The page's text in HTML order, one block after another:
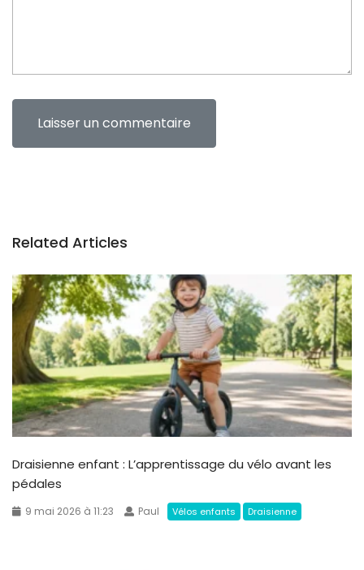
Related Articles
Draisienne enfant : L’apprentissage du vélo avant les
pédales
9 mai 2026 à 11:23 Paul Vélos enfants Draisienne